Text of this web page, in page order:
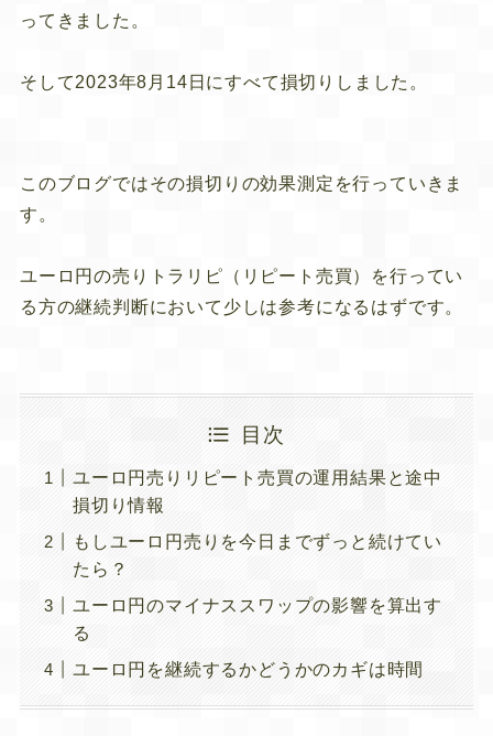
ってきました。
そして2023年8月14日にすべて損切りしました。
このブログではその損切りの効果測定を行っていきま
す。
ユーロ円の売りトラリピ（リピート売買）を行ってい
る方の継続判断において少しは参考になるはずです。
目次
ユーロ円売りリピート売買の運用結果と途中
損切り情報
もしユーロ円売りを今日までずっと続けてい
たら？
ユーロ円のマイナススワップの影響を算出す
る
ユーロ円を継続するかどうかのカギは時間